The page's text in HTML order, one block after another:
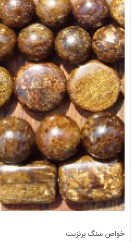
خواص سنگ برنزیت